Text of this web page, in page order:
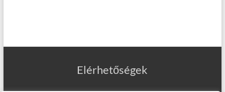
Elérhetőségek